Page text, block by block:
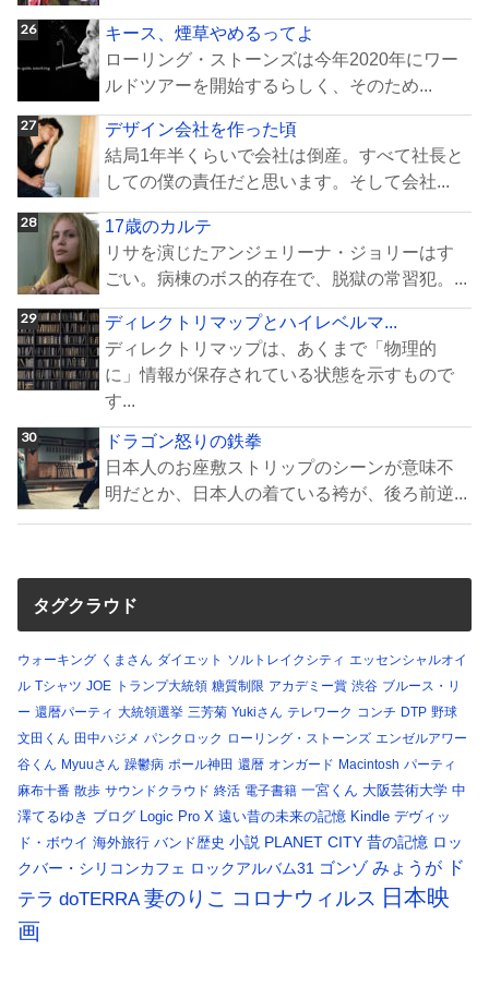
キース、煙草やめるってよ
ローリング・ストーンズは今年2020年にワー
ルドツアーを開始するらしく、そのため...
デザイン会社を作った頃
結局1年半くらいで会社は倒産。すべて社長と
しての僕の責任だと思います。そして会社...
17歳のカルテ
リサを演じたアンジェリーナ・ジョリーはす
ごい。病棟のボス的存在で、脱獄の常習犯。...
ディレクトリマップとハイレベルマ...
ディレクトリマップは、あくまで「物理的
に」情報が保存されている状態を示すもので
す...
ドラゴン怒りの鉄拳
日本人のお座敷ストリップのシーンが意味不
明だとか、日本人の着ている袴が、後ろ前逆...
タグクラウド
ウォーキング くまさん ダイエット ソルトレイクシティ エッセンシャルオイ
ル Tシャツ JOE トランプ大統領 糖質制限 アカデミー賞 渋谷 ブルース・リ
ー 還暦パーティ 大統領選挙 三芳菊 Yukiさん テレワーク コンチ DTP 野球
文田くん 田中ハジメ パンクロック ローリング・ストーンズ エンゼルアワー
谷くん Myuuさん 躁鬱病 ポール神田 還暦 オンガード Macintosh パーティ
麻布十番 散歩 サウンドクラウド 終活 電子書籍 一宮くん 大阪芸術大学 中
澤てるゆき ブログ Logic Pro X 遠い昔の未来の記憶 Kindle デヴィッ
ド・ボウイ 海外旅行 バンド歴史 小説 PLANET CITY 昔の記憶 ロッ
クバー・シリコンカフェ ロックアルバム31 ゴンゾ みょうが
ド
テラ doTERRA 妻のりこ コロナウィルス 日本映
画